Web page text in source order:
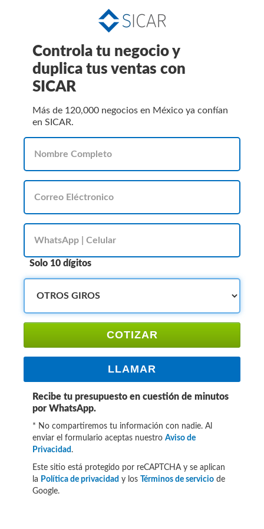
Controla tu negocio y
duplica tus ventas con
SICAR
Más de 120,000 negocios en México ya confían
en SICAR.
Solo 10 dígitos
COTIZAR
LLAMAR
Recibe tu presupuesto en cuestión de minutos
por WhatsApp.
* No compartiremos tu información con nadie. Al
enviar el formulario aceptas nuestro Aviso de
Privacidad .
Este sitio está protegido por reCAPTCHA y se aplican
la Política de privacidad y los Términos de servicio de
Google.